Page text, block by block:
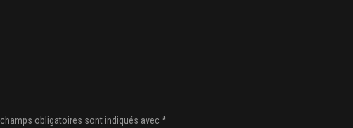
champs obligatoires sont indiqués avec*